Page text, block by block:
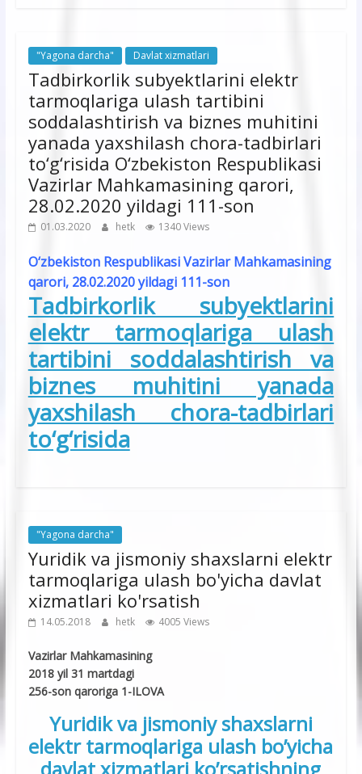
"Yagona darcha" Davlat xizmatlari
Tadbirkorlik subyektlarini elektr
tarmoqlariga ulash tartibini
soddalashtirish va biznes muhitini
yanada yaxshilash chora-tadbirlari
to‘g‘risida O‘zbekiston Respublikasi
Vazirlar Mahkamasining qarori,
28.02.2020 yildagi 111-son
01.03.2020 hetk 1340 Views
O‘zbekiston Respublikasi Vazirlar Mahkamasining
qarori, 28.02.2020 yildagi 111-son
Tadbirkorlik subyektlarini
elektr tarmoqlariga ulash
tartibini soddalashtirish va
biznes muhitini yanada
yaxshilash chora-tadbirlari
to‘g‘risida
"Yagona darcha"
Yuridik va jismoniy shaxslarni elektr
tarmoqlariga ulash bo'yicha davlat
xizmatlari ko'rsatish
14.05.2018 hetk 4005 Views
Vazirlar Mahkamasining
2018 yil 31 martdagi
256-son qaroriga 1-ILOVA
Yuridik va jismoniy shaxslarni
elektr tarmoqlariga ulash bo’yicha
davlat xizmatlari ko’rsatishning